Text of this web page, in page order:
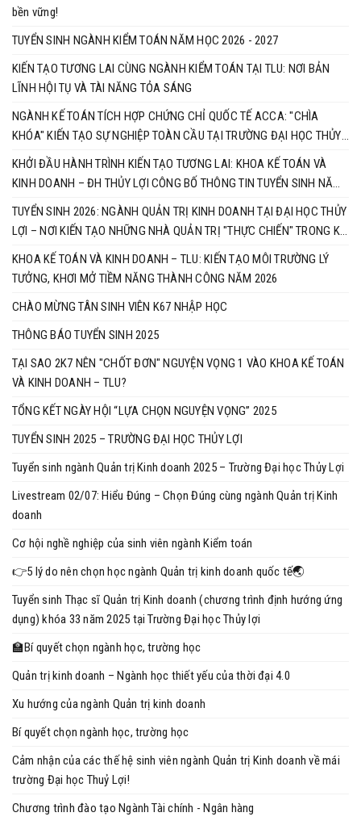
bền vững!
TUYỂN SINH NGÀNH KIỂM TOÁN NĂM HỌC 2026 - 2027
KIẾN TẠO TƯƠNG LAI CÙNG NGÀNH KIỂM TOÁN TẠI TLU: NƠI BẢN
LĨNH HỘI TỤ VÀ TÀI NĂNG TỎA SÁNG
​NGÀNH KẾ TOÁN TÍCH HỢP CHỨNG CHỈ QUỐC TẾ ACCA: "CHÌA
KHÓA" KIẾN TẠO SỰ NGHIỆP TOÀN CẦU TẠI TRƯỜNG ĐẠI HỌC THỦY
KHỞI ĐẦU HÀNH TRÌNH KIẾN TẠO TƯƠNG LAI: KHOA KẾ TOÁN VÀ
KINH DOANH – ĐH THỦY LỢI CÔNG BỐ THÔNG TIN TUYỂN SINH NĂM
2026
TUYỂN SINH 2026: NGÀNH QUẢN TRỊ KINH DOANH TẠI ĐẠI HỌC THỦY
LỢI – NƠI KIẾN TẠO NHỮNG NHÀ QUẢN TRỊ "THỰC CHIẾN" TRONG KỶ
NGUYÊN SỐ
​KHOA KẾ TOÁN VÀ KINH DOANH – TLU: KIẾN TẠO MÔI TRƯỜNG LÝ
TƯỞNG, KHƠI MỞ TIỀM NĂNG THÀNH CÔNG NĂM 2026
CHÀO MỪNG TÂN SINH VIÊN K67 NHẬP HỌC
THÔNG BÁO TUYỂN SINH 2025
TẠI SAO 2K7 NÊN "CHỐT ĐƠN" NGUYỆN VỌNG 1 VÀO KHOA KẾ TOÁN
VÀ KINH DOANH – TLU?
TỔNG KẾT NGÀY HỘI “LỰA CHỌN NGUYỆN VỌNG” 2025
TUYỂN SINH 2025 – TRƯỜNG ĐẠI HỌC THỦY LỢI
Tuyển sinh ngành Quản trị Kinh doanh 2025 – Trường Đại học Thủy Lợi
Livestream 02/07: Hiểu Đúng – Chọn Đúng cùng ngành Quản trị Kinh
doanh
Cơ hội nghề nghiệp của sinh viên ngành Kiểm toán
👉5 lý do nên chọn học ngành Quản trị kinh doanh quốc tế🌏
Tuyển sinh Thạc sĩ Quản trị Kinh doanh (chương trình định hướng ứng
dụng) khóa 33 năm 2025 tại Trường Đại học Thủy lợi
🏫Bí quyết chọn ngành học, trường học
Quản trị kinh doanh – Ngành học thiết yếu của thời đại 4.0
Xu hướng của ngành Quản trị kinh doanh
Bí quyết chọn ngành học, trường học
Cảm nhận của các thế hệ sinh viên ngành Quản trị Kinh doanh về mái
trường Đại học Thuỷ Lợi!
Chương trình đào tạo Ngành Tài chính - Ngân hàng